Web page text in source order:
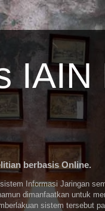
IAIN
berbasis Online.
Informasi Jaringan
dimanfaatkan untuk
sistem tersebut